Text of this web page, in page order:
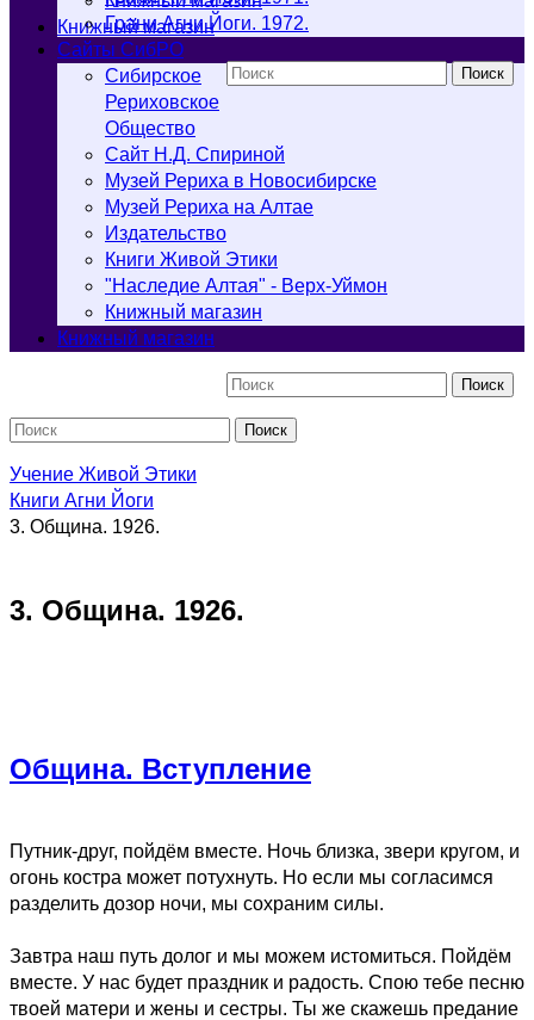
Книжный магазин
Поиск
Грани Агни Йоги. 1972.
Cайты СибРО
Сибирское
Рериховское
Общество
Сайт Н.Д. Спириной
Музей Рериха в Новосибирске
Музей Рериха на Алтае
Издательство
Книги Живой Этики
"Наследие Алтая" - Верх-Уймон
Книжный магазин
Книжный магазин
Поиск
Поиск
Учение Живой Этики
Книги Агни Йоги
3. Община. 1926.
3. Община. 1926.
Община. Вступление
Путник-друг, пойдём вместе. Ночь близка, звери кругом, и
огонь костра может потухнуть. Но если мы согласимся
разделить дозор ночи, мы сохраним силы.
Завтра наш путь долог и мы можем истомиться. Пойдём
вместе. У нас будет праздник и радость. Спою тебе песню
твоей матери и жены и сестры. Ты же скажешь предание